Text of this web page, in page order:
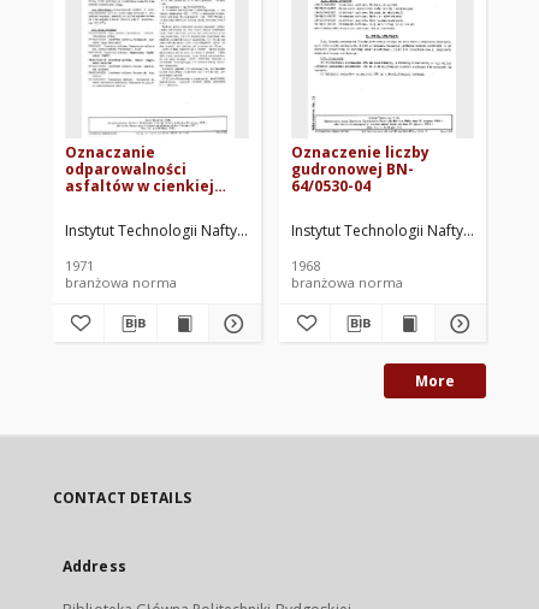
Oznaczanie
odparowalności
asfaltów w cienkiej
Instytut Technologii Nafty. Oprac.
1971
branżowa norma
Oznaczenie liczby
gudronowej BN-
64/0530-04
Instytut Technologii Nafty. Oprac.
1968
branżowa norma
More
CONTACT DETAILS
Address